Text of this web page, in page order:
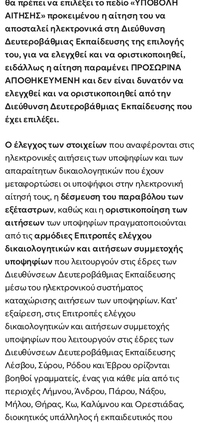
θα πρέπει να επιλέξει το πεδίο «ΥΠΟΒΟΛΗ
ΑΙΤΗΣΗΣ» προκειμένου η αίτηση του να
αποσταλεί ηλεκτρονικά στη Διεύθυνση
Δευτεροβάθμιας Εκπαίδευσης της επιλογής
του, για να ελεγχθεί και να οριστικοποιηθεί,
ειδάλλως η αίτηση παραμένει ΠΡΟΣΩΡΙΝΑ
ΑΠΟΘΗΚΕΥΜΕΝΗ και δεν είναι δυνατόν να
ελεγχθεί και να οριστικοποιηθεί από την
Διεύθυνση Δευτεροβάθμιας Εκπαίδευσης που
έχει επιλέξει.
Ο έλεγχος των στοιχείων που αναφέρονται στις
ηλεκτρονικές αιτήσεις των υποψηφίων και των
απαραίτητων δικαιολογητικών που έχουν
μεταφορτώσει οι υποψήφιοι στην ηλεκτρονική
αίτησή τους, η δέσμευση του παραβόλου των
εξέταστρων, καθώς και ηοριστικοποίηση των
αιτήσεων των υποψηφίων πραγματοποιούνται
από τιςαρμόδιες Επιτροπές ελέγχου
δικαιολογητικών και αιτήσεων συμμετοχής
υποψηφίωνπου λειτουργούν στις έδρες των
Διευθύνσεων Δευτεροβάθμιας Εκπαίδευσης
μέσω του ηλεκτρονικού συστήματος
καταχώρισης αιτήσεων των υποψηφίων. Κατ’
εξαίρεση, στις Επιτροπές ελέγχου
δικαιολογητικών και αιτήσεων συμμετοχής
υποψηφίων που λειτουργούν στις έδρες των
Διευθύνσεων Δευτεροβάθμιας Εκπαίδευσης
Λέσβου, Σύρου, Ρόδου και Έβρου ορίζονται
βοηθοί γραμματείς, ένας για κάθε μία από τις
περιοχές Λήμνου, Άνδρου, Πάρου, Νάξου,
Μήλου, Θήρας, Κω, Καλύμνου και Ορεστιάδας,
διοικητικός υπάλληλος ή εκπαιδευτικός που